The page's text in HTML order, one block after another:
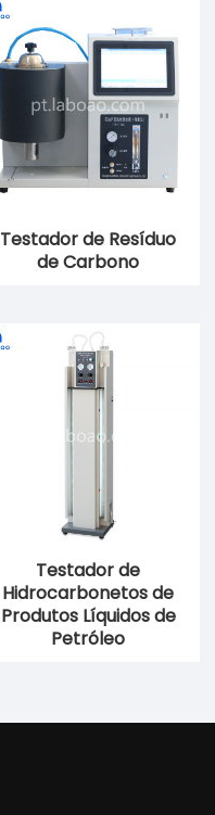
Testador de Resíduo
de Carbono
Testador de
Hidrocarbonetos de
Produtos Líquidos de
Petróleo